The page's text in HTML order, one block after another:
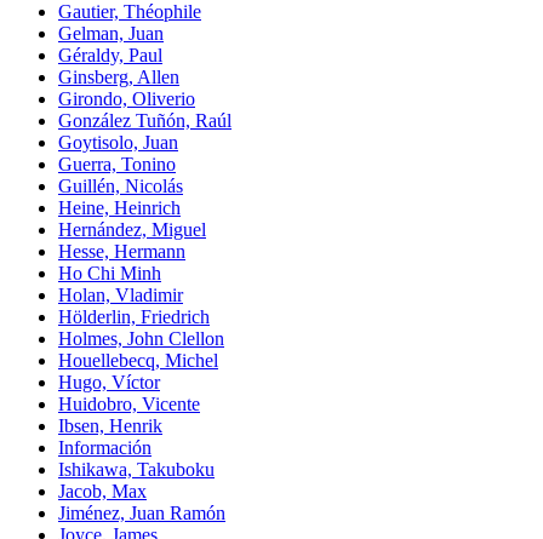
Gautier, Théophile
Gelman, Juan
Géraldy, Paul
Ginsberg, Allen
Girondo, Oliverio
González Tuñón, Raúl
Goytisolo, Juan
Guerra, Tonino
Guillén, Nicolás
Heine, Heinrich
Hernández, Miguel
Hesse, Hermann
Ho Chi Minh
Holan, Vladimir
Hölderlin, Friedrich
Holmes, John Clellon
Houellebecq, Michel
Hugo, Víctor
Huidobro, Vicente
Ibsen, Henrik
Información
Ishikawa, Takuboku
Jacob, Max
Jiménez, Juan Ramón
Joyce, James